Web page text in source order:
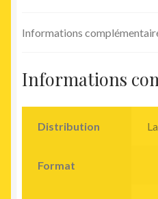
Informations
Informations
Distribution
Format